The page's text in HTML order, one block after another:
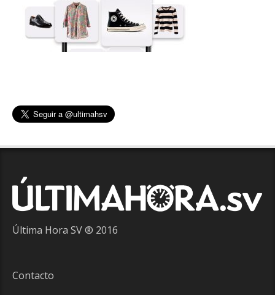
Última Hora SV ® 2016
Contacto